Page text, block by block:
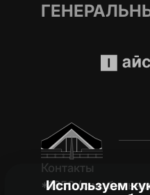
Контакты
*1950 (c
Используем